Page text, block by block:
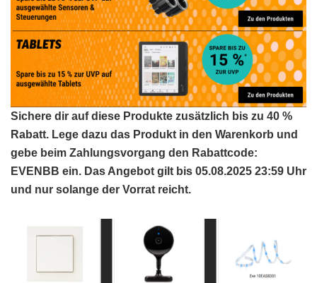
Sichere dir auf diese Produkte zusätzlich bis zu 40 %
Rabatt. Lege dazu das Produkt in den Warenkorb und
gebe beim Zahlungsvorgang den Rabattcode:
EVENBB ein. Das Angebot gilt bis 05.08.2025 23:59 Uhr
und nur solange der Vorrat reicht.